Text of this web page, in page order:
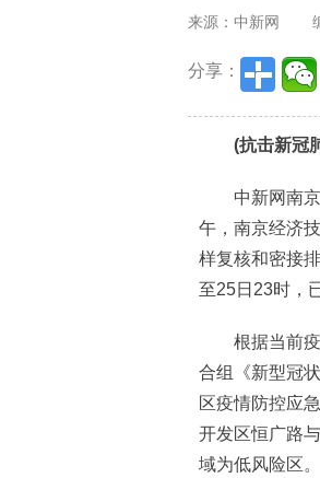
来源：中新网
分享：
(抗击新冠肺
中新网南京
午，南京经济
样复核和密接
至25日23时，
根据当前疫
合组《新型冠
区疫情防控应
开发区恒广路
域为低风险区。